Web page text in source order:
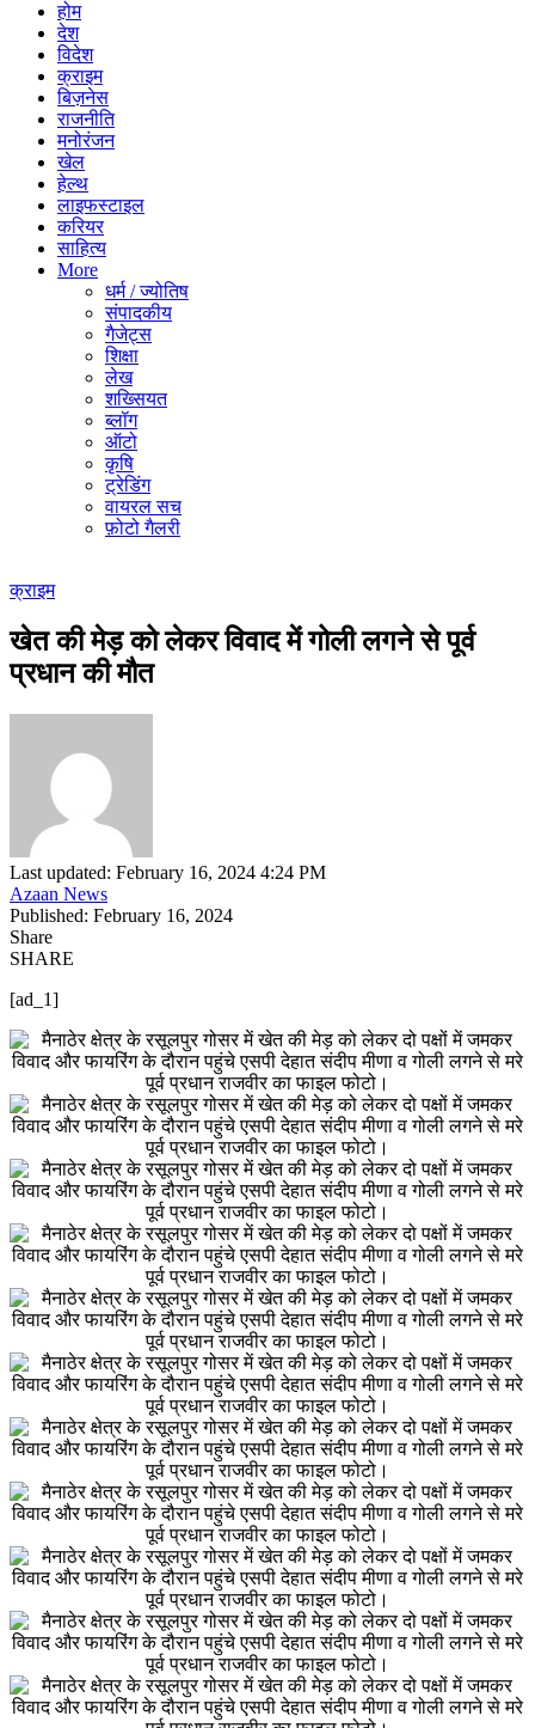
होम
देश
विदेश
क्राइम
बिज़नेस
राजनीति
मनोरंजन
खेल
हेल्थ
लाइफस्टाइल
करियर
साहित्य
More
धर्म / ज्योतिष
संपादकीय
गैजेट्स
शिक्षा
लेख
शख्सियत
ब्लॉग
ऑटो
कृषि
ट्रेडिंग
वायरल सच
फ़ोटो गैलरी
क्राइम
खेत की मेड़ को लेकर विवाद में गोली लगने से पूर्व
प्रधान की मौत
Last updated: February 16, 2024 4:24 PM
Azaan News
Published: February 16, 2024
Share
SHARE
[ad_1]